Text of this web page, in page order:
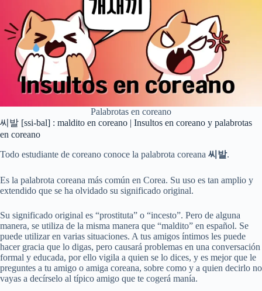
Palabrotas en coreano
씨발 [ssi-bal] : maldito en coreano | Insultos en coreano y palabrotas
en coreano
Todo estudiante de coreano conoce la palabrota coreana 씨발.
Es la palabrota coreana más común en Corea. Su uso es tan amplio y
extendido que se ha olvidado su significado original.
Su significado original es “prostituta” o “incesto”. Pero de alguna
manera, se utiliza de la misma manera que “maldito” en español. Se
puede utilizar en varias situaciones. A tus amigos íntimos les puede
hacer gracia que lo digas, pero causará problemas en una conversación
formal y educada, por ello vigila a quien se lo dices, y es mejor que le
preguntes a tu amigo o amiga coreana, sobre como y a quien decirlo no
vayas a decírselo al típico amigo que te cogerá manía.